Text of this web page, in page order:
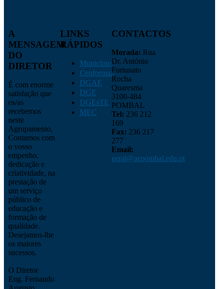
A
MENSAGEM
DO
DIRETOR
É com enorme
satisfação que
os/as
recebemos
neste
Agrupamento.
Contamos com
o vosso
empenho,
dedicação e
criatividade, na
prestação de
um serviço
público de
educação e
formação de
qualidade.
Desejamos-lhe
os maiores
sucessos.
O Diretor
Eng. Fernando
LINKS
RÁPIDOS
Município
Cenformaz
DGAE
DGE
DGEsTE
MEC
CONTACTOS
Morada: Rua
Dr. António
Fortunato
Rocha
Quaresma
3100-484
POMBAL
Tel: 236 212
169
Fax: 236 217
277
Email:
geral@aepombal.edu.pt